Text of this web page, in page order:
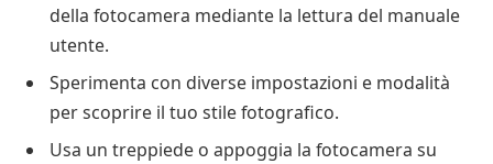
della fotocamera mediante la lettura del manuale
utente.
Sperimenta con diverse impostazioni e modalità
per scoprire il tuo stile fotografico.
Usa un treppiede o appoggia la fotocamera su